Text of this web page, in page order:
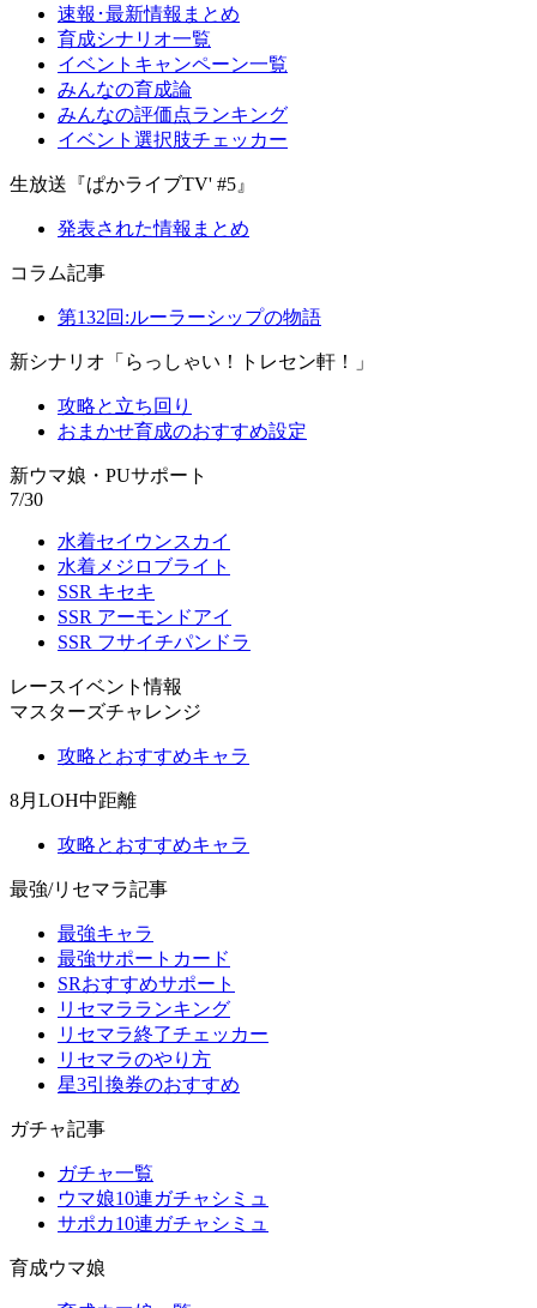
速報･最新情報まとめ
育成シナリオ一覧
イベントキャンペーン一覧
みんなの育成論
みんなの評価点ランキング
イベント選択肢チェッカー
生放送『ぱかライブTV' #5』
発表された情報まとめ
コラム記事
第132回:ルーラーシップの物語
新シナリオ「らっしゃい！トレセン軒！」
攻略と立ち回り
おまかせ育成のおすすめ設定
新ウマ娘・PUサポート
7/30
水着セイウンスカイ
水着メジロブライト
SSR キセキ
SSR アーモンドアイ
SSR フサイチパンドラ
レースイベント情報
マスターズチャレンジ
攻略とおすすめキャラ
8月LOH中距離
攻略とおすすめキャラ
最強/リセマラ記事
最強キャラ
最強サポートカード
SRおすすめサポート
リセマラランキング
リセマラ終了チェッカー
リセマラのやり方
星3引換券のおすすめ
ガチャ記事
ガチャ一覧
ウマ娘10連ガチャシミュ
サポカ10連ガチャシミュ
育成ウマ娘